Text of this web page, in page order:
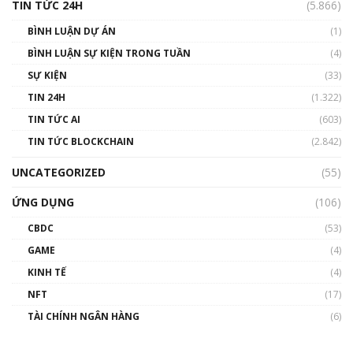
TIN TỨC 24H
(5.866)
BÌNH LUẬN DỰ ÁN
(1)
BÌNH LUẬN SỰ KIỆN TRONG TUẦN
(4)
SỰ KIỆN
(33)
TIN 24H
(1.322)
TIN TỨC AI
(603)
TIN TỨC BLOCKCHAIN
(2.842)
UNCATEGORIZED
(55)
ỨNG DỤNG
(106)
CBDC
(53)
GAME
(4)
KINH TẾ
(4)
NFT
(17)
TÀI CHÍNH NGÂN HÀNG
(6)